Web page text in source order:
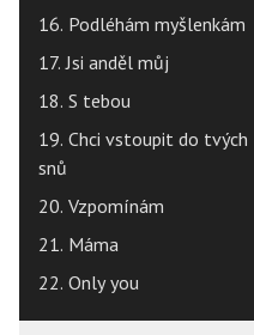
16. Podléhám myšlenkám
17. Jsi anděl můj
18. S tebou
19. Chci vstoupit do tvých
snů
20. Vzpomínám
21. Máma
22. Only you